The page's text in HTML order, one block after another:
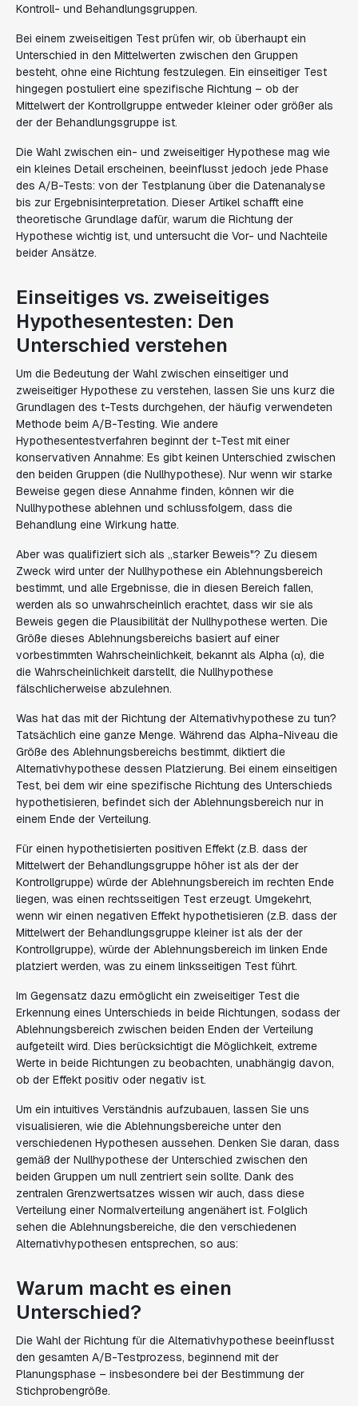
Kontroll- und Behandlungsgruppen.
Bei einem zweiseitigen Test prüfen wir, ob überhaupt ein
Unterschied in den Mittelwerten zwischen den Gruppen
besteht, ohne eine Richtung festzulegen. Ein einseitiger Test
hingegen postuliert eine spezifische Richtung – ob der
Mittelwert der Kontrollgruppe entweder kleiner oder größer als
der der Behandlungsgruppe ist.
Die Wahl zwischen ein- und zweiseitiger Hypothese mag wie
ein kleines Detail erscheinen, beeinflusst jedoch jede Phase
des A/B-Tests: von der Testplanung über die Datenanalyse
bis zur Ergebnisinterpretation. Dieser Artikel schafft eine
theoretische Grundlage dafür, warum die Richtung der
Hypothese wichtig ist, und untersucht die Vor- und Nachteile
beider Ansätze.
Einseitiges vs. zweiseitiges
Hypothesentesten: Den
Unterschied verstehen
Um die Bedeutung der Wahl zwischen einseitiger und
zweiseitiger Hypothese zu verstehen, lassen Sie uns kurz die
Grundlagen des t-Tests durchgehen, der häufig verwendeten
Methode beim A/B-Testing. Wie andere
Hypothesentestverfahren beginnt der t-Test mit einer
konservativen Annahme: Es gibt keinen Unterschied zwischen
den beiden Gruppen (die Nullhypothese). Nur wenn wir starke
Beweise gegen diese Annahme finden, können wir die
Nullhypothese ablehnen und schlussfolgern, dass die
Behandlung eine Wirkung hatte.
Aber was qualifiziert sich als „starker Beweis"? Zu diesem
Zweck wird unter der Nullhypothese ein Ablehnungsbereich
bestimmt, und alle Ergebnisse, die in diesen Bereich fallen,
werden als so unwahrscheinlich erachtet, dass wir sie als
Beweis gegen die Plausibilität der Nullhypothese werten. Die
Größe dieses Ablehnungsbereichs basiert auf einer
vorbestimmten Wahrscheinlichkeit, bekannt als Alpha (α), die
die Wahrscheinlichkeit darstellt, die Nullhypothese
fälschlicherweise abzulehnen.
Was hat das mit der Richtung der Alternativhypothese zu tun?
Tatsächlich eine ganze Menge. Während das Alpha-Niveau die
Größe des Ablehnungsbereichs bestimmt, diktiert die
Alternativhypothese dessen Platzierung. Bei einem einseitigen
Test, bei dem wir eine spezifische Richtung des Unterschieds
hypothetisieren, befindet sich der Ablehnungsbereich nur in
einem Ende der Verteilung.
Für einen hypothetisierten positiven Effekt (z.B. dass der
Mittelwert der Behandlungsgruppe höher ist als der der
Kontrollgruppe) würde der Ablehnungsbereich im rechten Ende
liegen, was einen rechtsseitigen Test erzeugt. Umgekehrt,
wenn wir einen negativen Effekt hypothetisieren (z.B. dass der
Mittelwert der Behandlungsgruppe kleiner ist als der der
Kontrollgruppe), würde der Ablehnungsbereich im linken Ende
platziert werden, was zu einem linksseitigen Test führt.
Im Gegensatz dazu ermöglicht ein zweiseitiger Test die
Erkennung eines Unterschieds in beide Richtungen, sodass der
Ablehnungsbereich zwischen beiden Enden der Verteilung
aufgeteilt wird. Dies berücksichtigt die Möglichkeit, extreme
Werte in beide Richtungen zu beobachten, unabhängig davon,
ob der Effekt positiv oder negativ ist.
Um ein intuitives Verständnis aufzubauen, lassen Sie uns
visualisieren, wie die Ablehnungsbereiche unter den
verschiedenen Hypothesen aussehen. Denken Sie daran, dass
gemäß der Nullhypothese der Unterschied zwischen den
beiden Gruppen um null zentriert sein sollte. Dank des
zentralen Grenzwertsatzes wissen wir auch, dass diese
Verteilung einer Normalverteilung angenähert ist. Folglich
sehen die Ablehnungsbereiche, die den verschiedenen
Alternativhypothesen entsprechen, so aus:
Warum macht es einen
Unterschied?
Die Wahl der Richtung für die Alternativhypothese beeinflusst
den gesamten A/B-Testprozess, beginnend mit der
Planungsphase – insbesondere bei der Bestimmung der
Stichprobengröße.